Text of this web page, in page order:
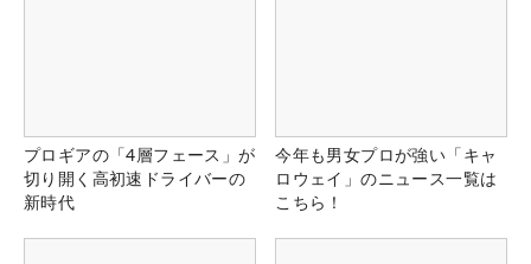
プロギアの「4層フェース」が
切り開く高初速ドライバーの
新時代
今年も男女プロが強い「キャ
ロウェイ」のニュース一覧は
こちら！